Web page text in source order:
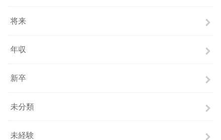
将来
年収
新卒
未分類
未経験